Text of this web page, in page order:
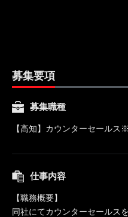
募集要項
募集職種
【高知】カウンターセールス
仕事内容
【職務概要】
同社にてカウンターセールス